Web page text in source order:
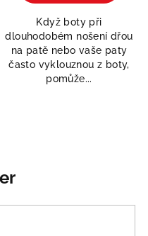
Když boty při
dlouhodobém nošení dřou
na patě nebo vaše paty
často vyklouznou z boty,
pomůže...